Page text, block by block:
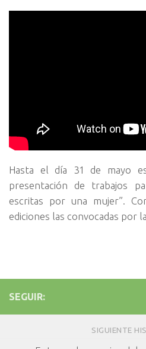
Hasta el día 31 de mayo
presentación de trabajos
escritas por una mujer”.
ediciones las convocadas por
SEGUIR:
SIGUIENTE